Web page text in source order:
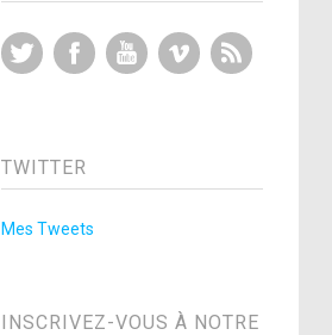
Twitter FacebookYouTubeVimeo
TWITTER
Mes Tweets
INSCRIVEZ-VOUS À NOTRE